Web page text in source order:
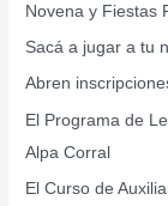
p
o
r
:
Novena y Fiestas
Sacá a jugar a tu
Abren
El Programa de
Alpa Corral
El Curso de